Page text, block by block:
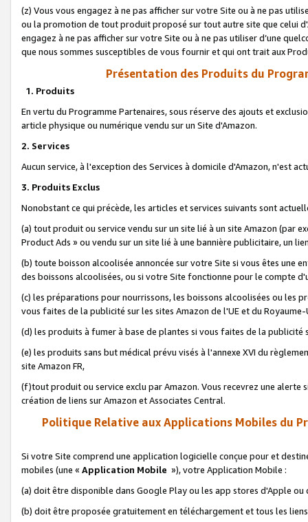
(z) Vous vous engagez à ne pas afficher sur votre Site ou à ne pas
ou la promotion de tout produit proposé sur tout autre site que celui
engagez à ne pas afficher sur votre Site ou à ne pas utiliser d’une
que nous sommes susceptibles de vous fournir et qui ont trait aux
Présentation des Produits du
1. Produits
En vertu du Programme Partenaires, sous réserve des ajouts et
article physique ou numérique vendu sur un Site d'Amazon.
2. Services
Aucun service, à l'exception des Services à domicile d'Amazon, n'est
3. Produits Exclus
Nonobstant ce qui précède, les articles et services suivants sont
(a) tout produit ou service vendu sur un site lié à un site Amazon (par
Product Ads » ou vendu sur un site lié à une bannière publicitaire, un
(b) toute boisson alcoolisée annoncée sur votre Site si vous êtes une
des boissons alcoolisées, ou si votre Site fonctionne pour le compte
(c) les préparations pour nourrissons, les boissons alcoolisées ou les
vous faites de la publicité sur les sites Amazon de l'UE et du Royaume-
(d) les produits à fumer à base de plantes si vous faites de la publicité
(e) les produits sans but médical prévu visés à l'annexe XVI du
site Amazon FR,
(f)tout produit ou service exclu par Amazon. Vous recevrez une alerte
création de liens sur Amazon et Associates Central.
Politique Relative aux Applications Mobiles du
Si votre Site comprend une application logicielle conçue pour et
mobiles (une « Application Mobile »), votre Application Mobile :
(a) doit être disponible dans Google Play ou les app stores d'Apple ou
(b) doit être proposée gratuitement en téléchargement et tous les